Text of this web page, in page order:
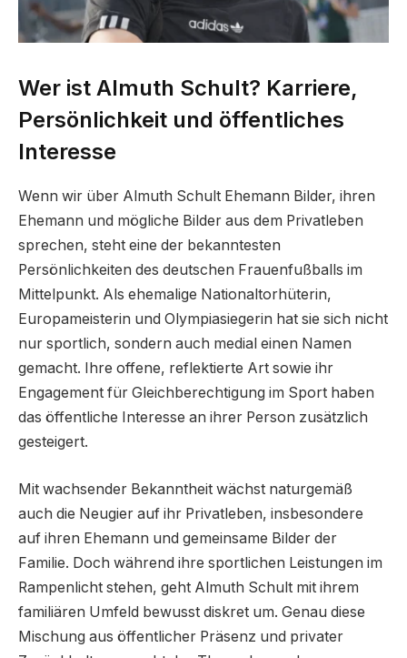
Wer ist Almuth Schult? Karriere,
Persönlichkeit und öffentliches
Interesse
Wenn wir über Almuth Schult Ehemann Bilder, ihren
Ehemann und mögliche Bilder aus dem Privatleben
sprechen, steht eine der bekanntesten
Persönlichkeiten des deutschen Frauenfußballs im
Mittelpunkt. Als ehemalige Nationaltorhüterin,
Europameisterin und Olympiasiegerin hat sie sich nicht
nur sportlich, sondern auch medial einen Namen
gemacht. Ihre offene, reflektierte Art sowie ihr
Engagement für Gleichberechtigung im Sport haben
das öffentliche Interesse an ihrer Person zusätzlich
gesteigert.
Mit wachsender Bekanntheit wächst naturgemäß
auch die Neugier auf ihr Privatleben, insbesondere
auf ihren Ehemann und gemeinsame Bilder der
Familie. Doch während ihre sportlichen Leistungen im
Rampenlicht stehen, geht Almuth Schult mit ihrem
familiären Umfeld bewusst diskret um. Genau diese
Mischung aus öffentlicher Präsenz und privater